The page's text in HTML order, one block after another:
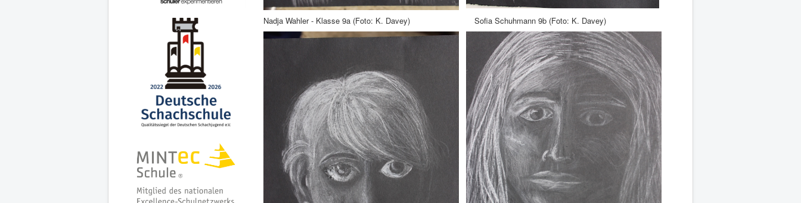
Nadja Wahler - Klasse 9a (Foto: K. Davey) Sofia Schuhmann 9b (Foto: K. Davey)